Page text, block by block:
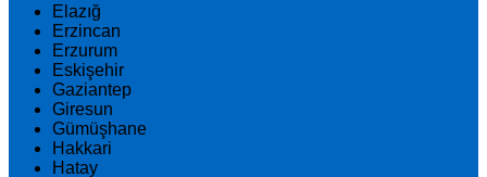
Elazığ
Erzincan
Erzurum
Eskişehir
Gaziantep
Giresun
Gümüşhane
Hakkari
Hatay